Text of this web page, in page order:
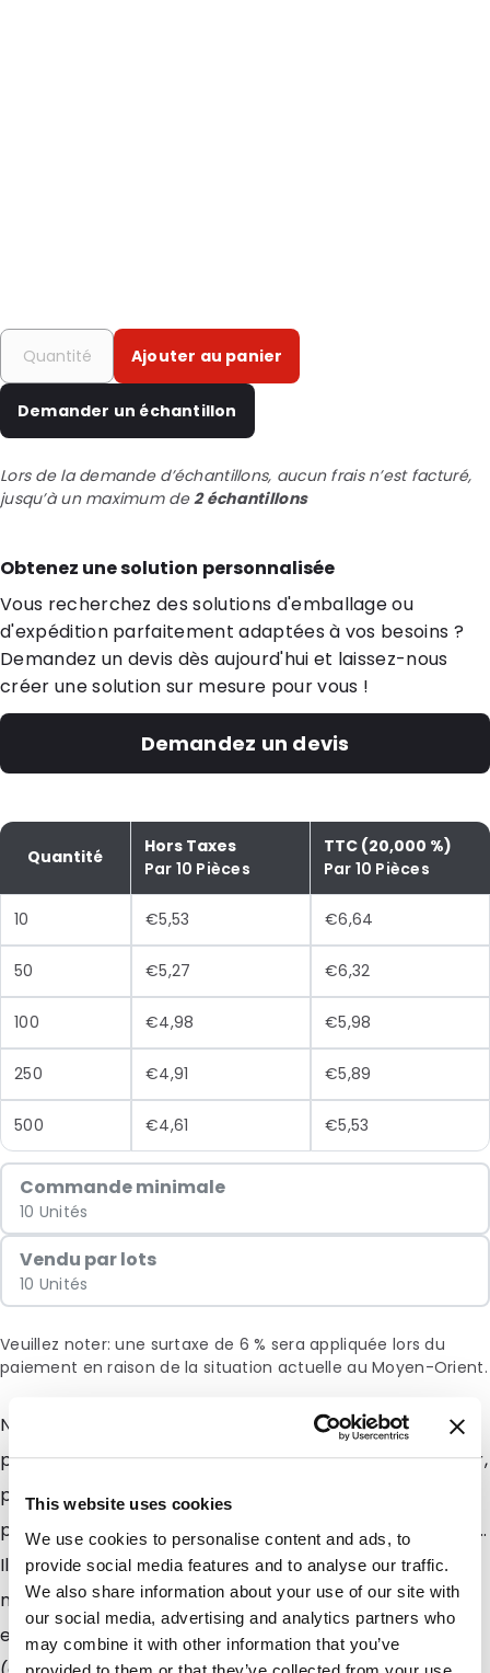
This website uses cookies
We use cookies to personalise content and ads, to
provide social media features and to analyse our traffic.
We also share information about your use of our site with
our social media, advertising and analytics partners who
may combine it with other information that you’ve
Ajouter au panier
Demander un échantillon
Lors de la demande d’échantillons, aucun frais n’est facturé,
jusqu’à un maximum de2 échantillons
Obtenez une solution personnalisée
Vous recherchez des solutions d'emballage ou
d'expédition parfaitement adaptées à vos besoins ?
Demandez un devis dès aujourd'hui et laissez-nous
créer une solution sur mesure pour vous !
Demandez un devis
Quantité
Hors Taxes
Par 10 Pièces
TTC (20,000 %)
Par 10 Pièces
10 €5,53 €6,64
50 €5,27 €6,32
100 €4,98 €5,98
250 €4,91 €5,89
500 €4,61 €5,53
Commande minimale
10 Unités
Vendu par lots
10 Unités
Veuillez noter: une surtaxe de 6 % sera appliquée lors du
paiement en raison de la situation actuelle au Moyen-Orient.
Nos Sacs Papier vous permettront de valoriser vos
produits. Ils sadressent aux boutiques de prêt à porter,
parfumerie, accessoires (bijoux, écharpes, étole),
pharmacies, épiceries fines, traiteurs, décoration, etc...
Ils peuvent être également utilisés lors de
manifestations promotionnelles, salons, conférences,
etc Conçus avec un papier très qualitatif et résistant